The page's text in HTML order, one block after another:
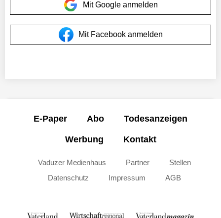
Mit Google anmelden
Mit Facebook anmelden
E-Paper Abo Todesanzeigen
Werbung Kontakt
Vaduzer Medienhaus Partner
Stellen
Datenschutz
Impressum AGB